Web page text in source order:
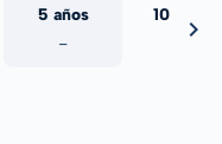
5 años
-
10 años